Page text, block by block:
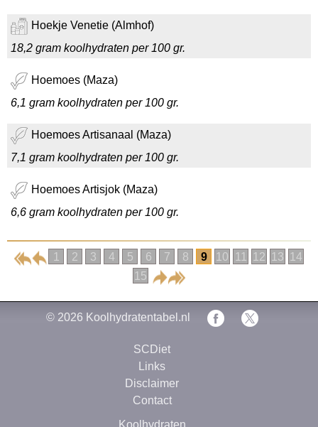
Hoekje Venetie (Almhof)
18,2 gram koolhydraten per 100 gr.
Hoemoes (Maza)
6,1 gram koolhydraten per 100 gr.
Hoemoes Artisanaal (Maza)
7,1 gram koolhydraten per 100 gr.
Hoemoes Artisjok (Maza)
6,6 gram koolhydraten per 100 gr.
1 2 3 4 5 6 7 8 9 10 11 12 13
14
15
© 2026 Koolhydratentabel.nl
SCDiet
Links
Disclaimer
Contact
Koolhydraten